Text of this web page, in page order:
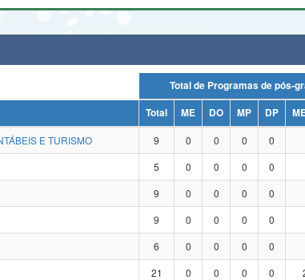
Advocacia-Geral da União Banco Central do Brasil
Total de
Total ME DO MP DP
E TURISMO
9 0 0 0 0
5 0 0 0 0
9 0 0 0 0
9 0 0 0 0
6 0 0 0 0
21 0 0 0 0